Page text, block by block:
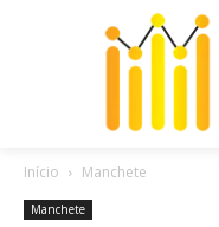
Início Manchete
Manchete